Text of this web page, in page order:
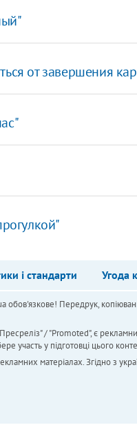
от завершения
і стандарти Угода
Передрук,
/ "Promoted", є
у підготовці цього
матеріалах. Згідно з